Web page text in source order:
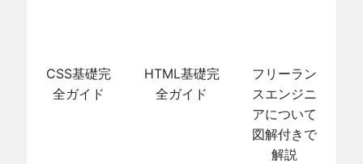
CSS基礎完
全ガイド
HTML基礎完
全ガイド
フリーラン
スエンジニ
アについて
図解付きで
解説